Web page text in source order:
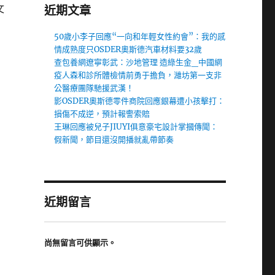
近期文章
50歲小李子回應“一向和年輕女性約會”：我的感
情成熟度只OSDER奧斯德汽車材料要32歲
查包養網遼寧彰武：沙地管理 造綠生金_中國網
疫人森和診所體檢情前勇于擔負，濰坊第一支非
公醫療團隊馳援武漢！
影OSDER奧斯德零件商院回應銀幕遭小孩擊打：
損傷不成逆，預計報警索賠
王琳回應被兒子JIUYI俱意豪宅設計掌摑傳聞：
假新聞，節目還沒開播就亂帶節奏
近期留言
尚無留言可供顯示。